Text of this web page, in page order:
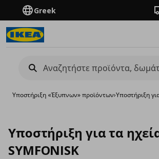
Greek
Υποστήριξη «Έξυπνων» προϊόντων›Υποστήριξη
Υποστήριξη για τα
SYMFONISK